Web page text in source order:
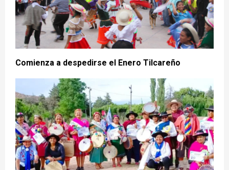
Comienza a despedirse el Enero Tilcareño